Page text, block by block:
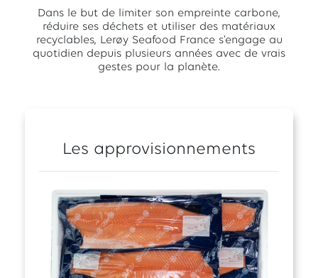
Dans le but de limiter son empreinte carbone,
réduire ses déchets et utiliser des matériaux
recyclables, Lerøy Seafood France s’engage au
quotidien depuis plusieurs années avec de vrais
gestes pour la planète.
Les approvisionnements